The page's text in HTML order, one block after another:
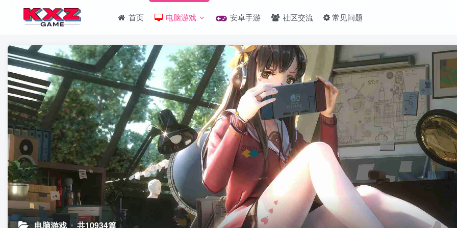
首页 电脑游戏 安卓手游 社区交流 常见问题
电脑游戏 共10934篇